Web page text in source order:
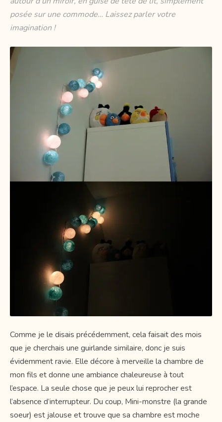
posée sur une commode… Laissez parler votre
imagination !
Comme je le disais précédemment, cela faisait des mois
que je cherchais une guirlande similaire, donc je suis
évidemment ravie. Elle décore à merveille la chambre de
mon fils et donne une ambiance chaleureuse à tout
l’espace. La seule chose que je peux lui reprocher est
l’absence d’interrupteur. Du coup, Mini-monstre (la grande
soeur) est jalouse et trouve que sa chambre est moche